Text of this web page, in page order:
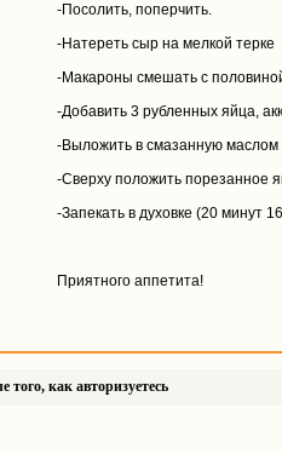
-Посолить, поперчить.
-Натереть сыр на мелкой терке
-Макароны смешать с
-Добавить 3 рубленных яйца,
-Выложить в смазанную
-Сверху положить порезанное
-Запекать в духовке (20 минут
Приятного аппетита!
того, как авторизуетесь